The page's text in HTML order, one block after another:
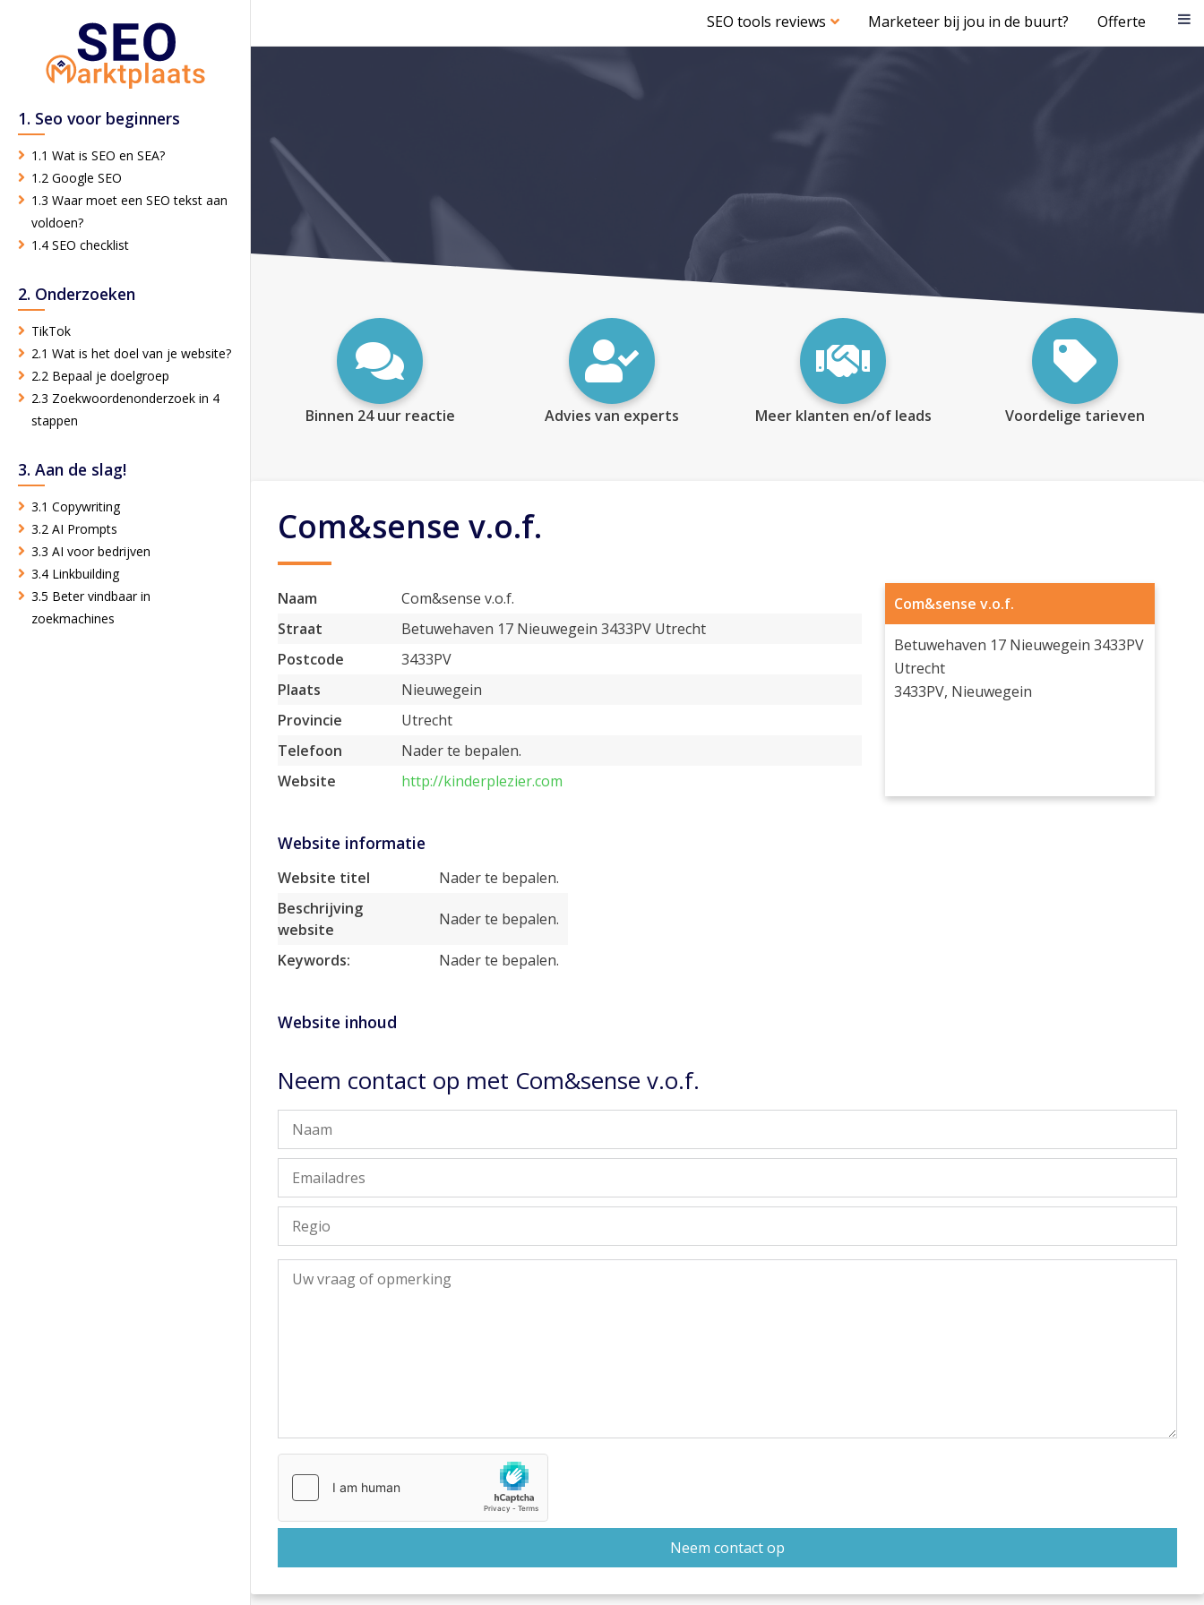
SEO tools reviews Marketeer bij jou in de buurt? Offerte
1. Seo voor beginners
1.1 Wat is SEO en SEA?
1.2 Google SEO
1.3 Waar moet een SEO tekst aan
voldoen?
1.4 SEO checklist
2. Onderzoeken
TikTok
2.1 Wat is het doel van je website?
2.2 Bepaal je doelgroep
2.3 Zoekwoordenonderzoek in 4
stappen
3. Aan de slag!
3.1 Copywriting
3.2 AI Prompts
3.3 AI voor bedrijven
3.4 Linkbuilding
3.5 Beter vindbaar in
zoekmachines
Binnen 24 uur reactie Advies van experts Meer klanten en/of leads Voordelige tarieven
Com&sense v.o.f.
Naam
Com&sense v.o.f.
Straat
Betuwehaven 17 Nieuwegein 3433PV Utrecht
Postcode
3433PV
Plaats
Nieuwegein
Provincie
Utrecht
Telefoon
Nader te bepalen.
Website
http://kinderplezier.com
Com&sense v.o.f.
Betuwehaven 17 Nieuwegein 3433PV
Utrecht
3433PV, Nieuwegein
Website informatie
Website titel
Nader te bepalen.
Beschrijving
website
Nader te bepalen.
Keywords: Nader te bepalen.
Website inhoud
Neem contact op met Com&sense v.o.f.